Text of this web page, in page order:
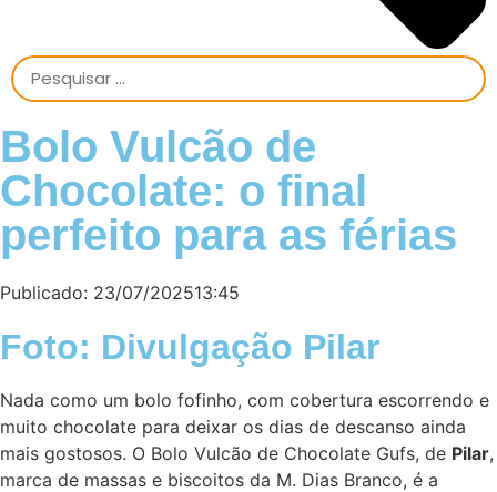
Bolo Vulcão de
Chocolate: o final
perfeito para as férias
Publicado: 23/07/202513:45
Foto: Divulgação Pilar
Nada como um bolo fofinho, com cobertura escorrendo e
muito chocolate para deixar os dias de descanso ainda
mais gostosos. O Bolo Vulcão de Chocolate Gufs, de Pilar,
marca de massas e biscoitos da M. Dias Branco, é a